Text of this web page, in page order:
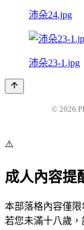
沛朵24.jpg
沛朵23-1.jpg
© 2026
⚠️
成人內容提
本部落格內容僅限
若您未滿十八歲，